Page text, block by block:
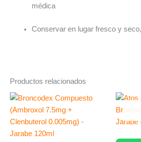
médica
Conservar en lugar fresco y
Productos relacionados